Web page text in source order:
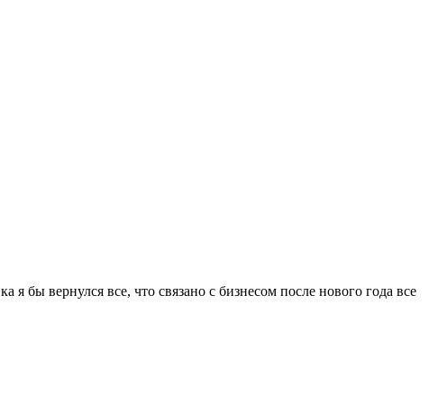
я бы вернулся все, что связано с бизнесом после нового года все